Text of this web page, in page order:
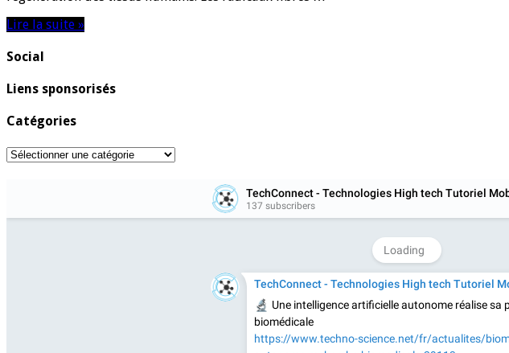
Lire la suite »
Social
Liens sponsorisés
Catégories
Catégories